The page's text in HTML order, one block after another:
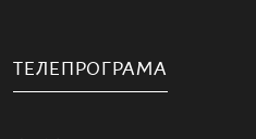
ТЕЛЕПРОГРАМА